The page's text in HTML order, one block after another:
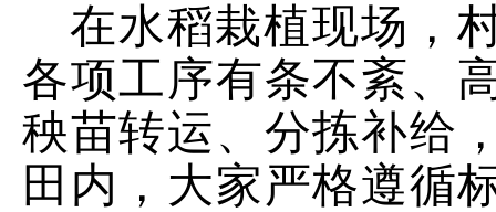
在水稻栽植现场，
各项工序有条不紊、
秧苗转运、分拣补给
田内，大家严格遵循